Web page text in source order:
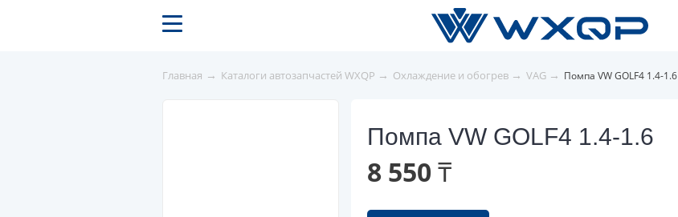
Главная → Каталоги автозапчастей WXQP → Охлаждение и обогрев → VAG → Помпа VW GOLF4 1.4-1.6
Помпа VW GOLF4 1.4-1.6
8 550 ₸